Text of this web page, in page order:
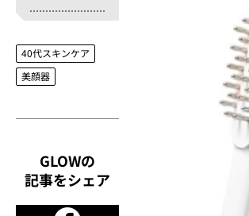
40代スキンケア
美顔器
GLOWの
記事をシェア